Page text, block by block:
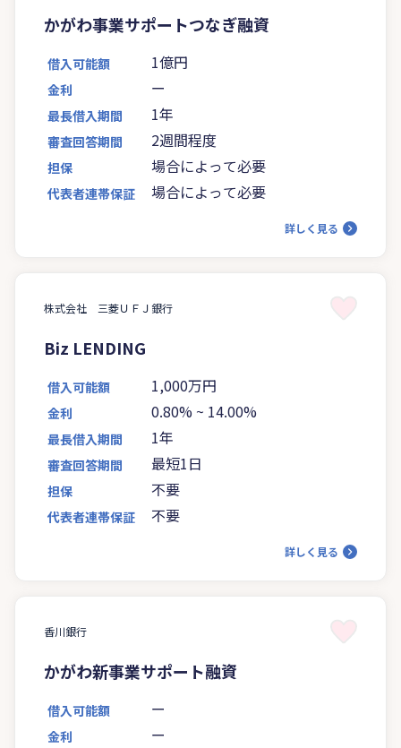
かがわ事業サポートつなぎ融資
借入可能額 1億円
金利 ー
最長借入期間 1年
審査回答期間 2週間程度
担保 場合によって必要
代表者連帯保証 場合によって必要
詳しく見る
株式会社 三菱ＵＦＪ銀行
Biz LENDING
借入可能額 1,000万円
金利 0.80% ~ 14.00%
最長借入期間 1年
審査回答期間 最短1日
担保 不要
代表者連帯保証 不要
詳しく見る
香川銀行
かがわ新事業サポート融資
借入可能額 ー
金利 ー